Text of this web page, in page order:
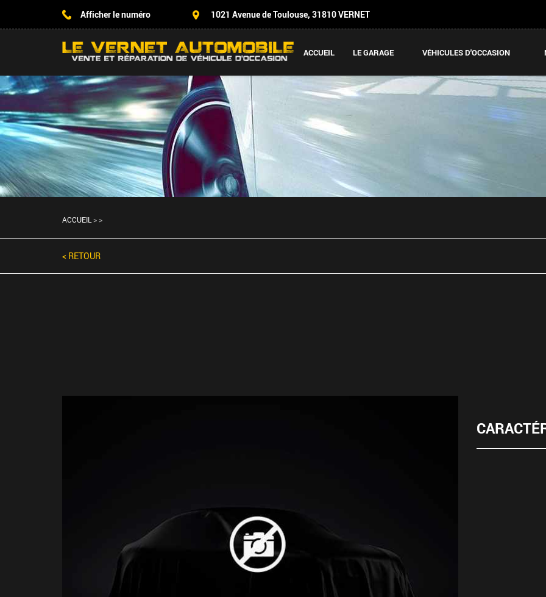
Afficher le numéro 1021 Avenue de Toulouse, 31810VERNET
ACCUEIL LE GARAGE VÉHICULES D'OCCASION
ACCUEIL >>
< RETOUR